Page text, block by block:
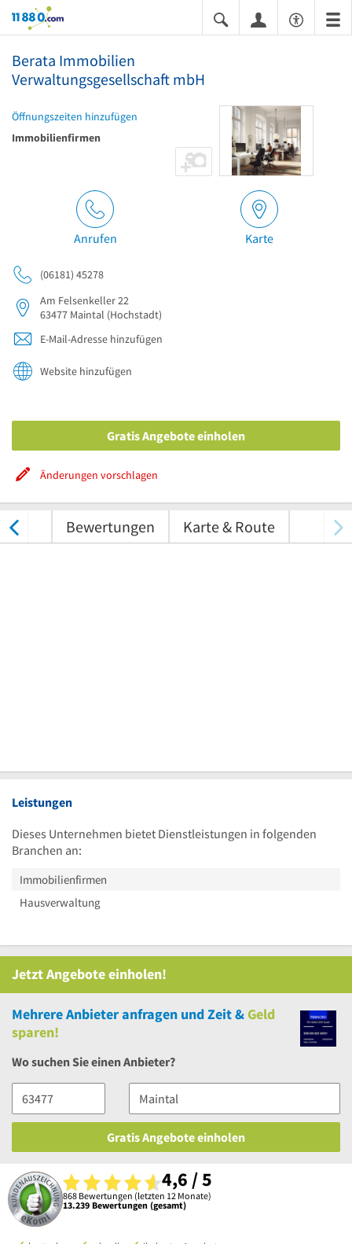
11880.com
Berata Immobilien
Verwaltungsgesellschaft mbH
Öffnungszeiten hinzufügen
Immobilienfirmen
Anrufen Karte
(06181) 45278
Am Felsenkeller 22
63477 Maintal (Hochstadt)
E-Mail-Adresse hinzufügen
Website hinzufügen
Gratis Angebote einholen
Änderungen vorschlagen
Bewertungen Karte & Route
Leistungen
Dieses Unternehmen bietet Dienstleistungen in folgenden
Branchen an:
Immobilienfirmen
Hausverwaltung
Jetzt Angebote einholen!
MehrereAnbieter anfragen und Zeit &Geld
sparen!
Wo suchen Sie einen Anbieter?
Gratis Angebote einholen
4,6 / 5
868 Bewertungen (letzten 12 Monate)
13.239 Bewertungen (gesamt)